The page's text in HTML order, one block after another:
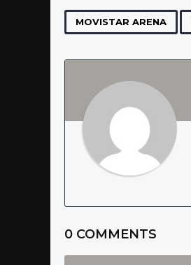
P
g
o
n
MOVISTAR ARENA
0 COMMENTS